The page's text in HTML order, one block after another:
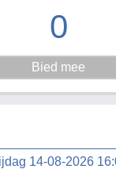
0
14-08-2026